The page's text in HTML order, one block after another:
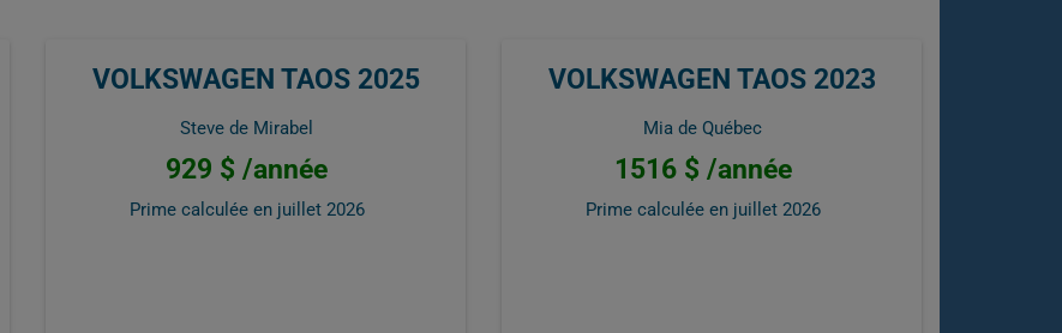
VOLKSWAGEN TAOS 2025
Steve de Mirabel
929 $ /année
Prime calculée en juillet 2026
VOLKSWAGEN TAOS 2023
Mia de Québec
1516 $ /année
Prime calculée en juillet 2026